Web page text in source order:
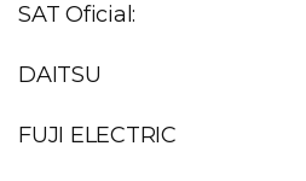
SAT Oficial:
DAITSU
FUJI ELECTRIC